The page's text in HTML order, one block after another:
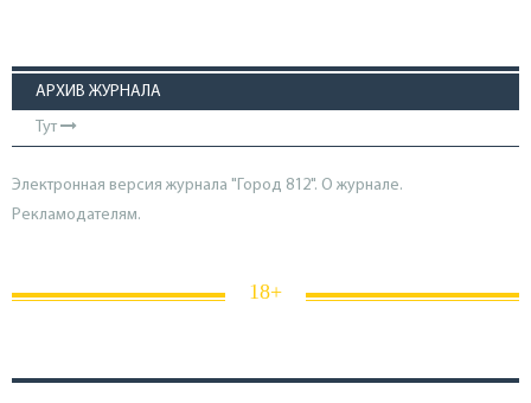
АРХИВ ЖУРНАЛА
Тут
Электронная версия журнала "Город 812". О журнале.
Рекламодателям.
18+